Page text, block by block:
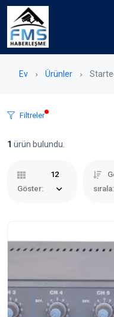
Ev Ürünler
Filtreler
1 ürün bulundu.
Göster:
12
sırala: